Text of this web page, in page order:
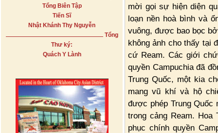
Tổng Biên Tập
Tiến Sĩ
Nhật Khánh Thy Nguyễn
Tổng
Thư ký:
Quách Y Lành
mời gọi sự hiện diện
loạn nền hoà bình và
vuông, được bao bọc
không ảnh cho thấy tại
cứ Ream. Các giới
quyền Campuchia đã
Trung Quốc, một kia
mang vũ khí và hộ
được phép Trung Quốc
trong cảng Ream.
phục chính quyền